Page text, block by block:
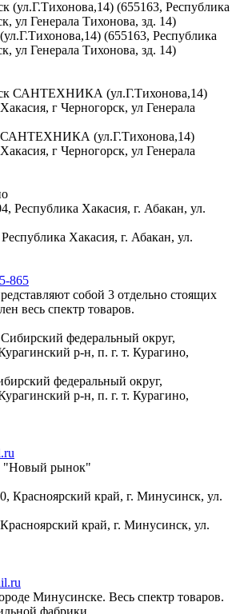
(655163, Республика
ул Генерала Тихонова, зд. 14)
САНТЕХНИКА (ул.Г.Тихонова,14)
г Черногорск, ул Генерала
Хакасия, г. Абакан, ул.
865
собой 3 отдельно стоящих
весь спектр товаров.
федеральный округ,
р-н, п. г. т. Курагино,
"Новый рынок"
край, г. Минусинск, ул.
Минусинске. Весь спектр товаров.
фабрики